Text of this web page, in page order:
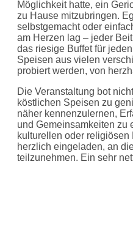
Möglichkeit hatte, ein
zu Hause mitzubringen.
selbstgemacht oder
am Herzen lag – jeder
das riesige Buffet für
Speisen aus vielen
probiert werden, von
Die Veranstaltung bot
köstlichen Speisen zu
näher kennenzulernen,
und Gemeinsamkeiten zu
kulturellen oder
herzlich eingeladen, an
teilzunehmen. Ein sehr